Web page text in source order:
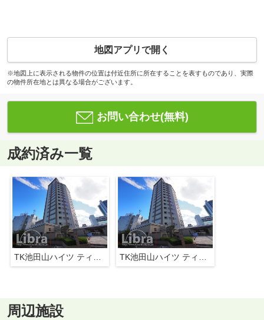
地図アプリで開く
※地図上に表示される物件の位置は付近住所に所在することを表すものであり、実際
の物件所在地とは異なる場合がございます。
お問い合わせ(無料)
成約済み一覧
周辺施設